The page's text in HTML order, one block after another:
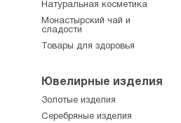
Натуральная косметика
Монастырский чай и
сладости
Товары для здоровья
Ювелирные изделия
Золотые изделия
Серебряные изделия